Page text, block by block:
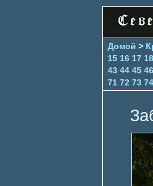
Домой >
15 16 17 18
43 44 45 46
71 72 73 74